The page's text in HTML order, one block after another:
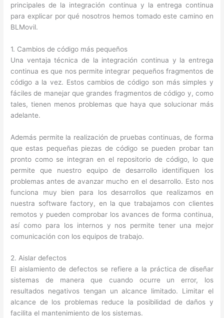
principales de la integración continua y la entrega continua
para explicar por qué nosotros hemos tomado este camino en
BLMovil.
1. Cambios de código más pequeños
Una ventaja técnica de la integración continua y la entrega
continua es que nos permite integrar pequeños fragmentos de
código a la vez. Estos cambios de código son más simples y
fáciles de manejar que grandes fragmentos de código y, como
tales, tienen menos problemas que haya que solucionar más
adelante.
Además permite la realización de pruebas continuas, de forma
que estas pequeñas piezas de código se pueden probar tan
pronto como se integran en el repositorio de código, lo que
permite que nuestro equipo de desarrollo identifiquen los
problemas antes de avanzar mucho en el desarrollo. Esto nos
funciona muy bien para los desarrollos que realizamos en
nuestra software factory, en la que trabajamos con clientes
remotos y pueden comprobar los avances de forma continua,
así como para los internos y nos permite tener una mejor
comunicación con los equipos de trabajo.
2. Aislar defectos
El aislamiento de defectos se refiere a la práctica de diseñar
sistemas de manera que cuando ocurre un error, los
resultados negativos tengan un alcance limitado. Limitar el
alcance de los problemas reduce la posibilidad de daños y
facilita el mantenimiento de los sistemas.